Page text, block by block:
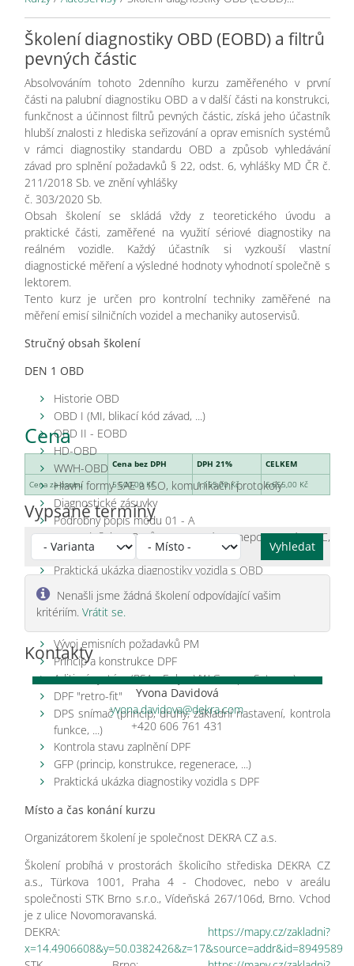
Školení diagnostiky OBD (EOBD) a filtrů
pevných částic
Absolvováním tohoto 2denního kurzu zaměřeného v první
části na palubní diagnostiku OBD a v další části na konstrukci,
funkčnost a účinnost filtrů pevných částic, získá jeho účastník
hlubší znalosti z hlediska seřizování a oprav emisních systémů
v rámci diagnostiky standardu OBD a způsob vyhledávání
závad pro splnění požadavků § 22, odst. 6, vyhlášky MD ČR č.
211/2018 Sb. ve znění vyhlášky
č. 303/2020 Sb.
Obsah školení se skládá vždy z teoretického úvodu a
praktické části, zaměřené na využití sériové diagnostiky na
reálném vozidle. Každý účastník si vyzkouší vlastní
diagnostické měření a výsledné hodnoty vyhodnotí společně s
lektorem.
Tento kurz je určen pro kontrolní techniky zaměřené na
měření emisí silničních vozidel a mechaniky autoservisů.
Stručný obsah školení
DEN 1 OBD
Historie OBD
OBD I (MI, blikací kód závad, ...)
OBD II - EOBD
HD-OBD
WWH-OBD
Hlavní formy SAE a ISO, komunikační protokoly
Diagnostické zásuvky
Podrobný popis módu 01 - A
(MIL, definice PIDů, potvrzené a nepotvrzené DTC,
Readiness kód, Freeze Frame data, ...)
Praktická ukázka diagnostiky vozidla s OBD
DEN 2 DPF
Vývoj emisních požadavků PM
Princip a konstrukce DPF
Aditivní systém (PSA - Eolys, VW Group - Satacen)
DPF "retro-fit"
DPS snímač (princip, druhy, základní nastavení, kontrola
funkce, ...)
Kontrola stavu zaplnění DPF
GFP (princip, konstrukce, regenerace, ...)
Praktická ukázka diagnostiky vozidla s DPF
Místo a čas konání kurzu
Organizátorem školení je společnost DEKRA CZ a.s.
Školení probíhá v prostorách školicího střediska DEKRA CZ
a.s., Türkova 1001, Praha 4 - Chodovec, nebo v areálu
společnosti STK Brno s.r.o., Vídeňská 267/106d, Brno. Vchod
je z ulice Novomoravanská.
DEKRA: https://mapy.cz/zakladni?
x=14.4906608&y=50.0382426&z=17&source=addr&id=8949589
Cena
Cena bez DPH DPH 21%
CELKEM
Cena za osobu
5.500,00 Kč 1.155,00 Kč 6.655,00 Kč
Vypsané termíny
Vyhledat
Nenašli jsme žádná školení odpovídající vašim
kritériím. Vrátit se.
Kontakty
Yvona Davidová
yvona.davidova@dekra.com
+420 606 761 431